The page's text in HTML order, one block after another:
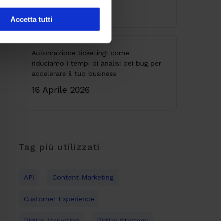
Accetta tutti
28 Maggio 2026
Automazione ticketing: come
riduciamo i tempi di analisi dei bug per
accelerare il tuo business
16 Aprile 2026
Tag più utilizzati
API Content Marketing
Customer Experience